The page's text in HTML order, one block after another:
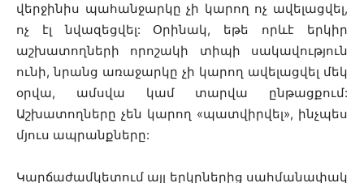
վերջինիս պահանջարկը չի կարող ոչ ավելացվել,
ոչ էլ նվազեցվել: Օրինակ, եթե որևէ երկիր
աշխատողների որոշակի տիպի սակավություն
ունի, նրանց առաջարկը չի կարող ավելացվել մեկ
օրվա, ամսվա կամ տարվա ընթացքում:
Աշխատողները չեն կարող «պատվիրվել», ինչպես
մյուս ապրանքները:
Կարճաժամկետում այլ երկրներից սահմանափակ